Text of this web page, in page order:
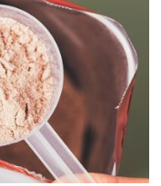
og setter ord
på.